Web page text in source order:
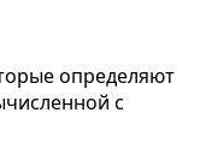
определяют
с